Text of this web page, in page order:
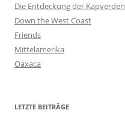
Die Entdeckung der Kapverden
Down the West Coast
Friends
Mittelamerika
Oaxaca
LETZTE BEITRÄGE